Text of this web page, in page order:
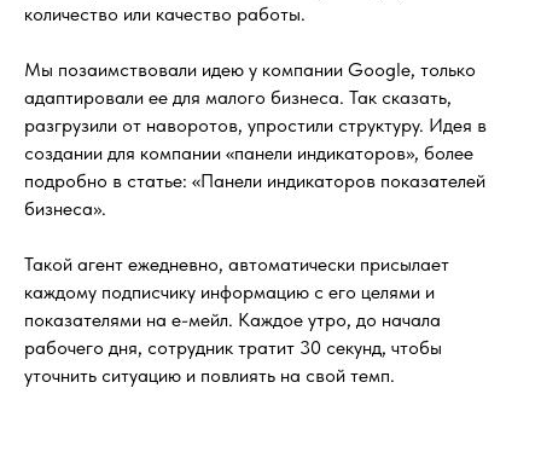
количество или качество работы.
Мы позаимствовали идею у компании Google, только
адаптировали ее для малого бизнеса. Так сказать,
разгрузили от наворотов, упростили структуру. Идея в
создании для компании «панели индикаторов», более
подробно в статье: «Панели индикаторов показателей
бизнеса».
Такой агент ежедневно, автоматически присылает
каждому подписчику информацию с его целями и
показателями на е-мейл. Каждое утро, до начала
рабочего дня, сотрудник тратит 30 секунд, чтобы
уточнить ситуацию и повлиять на свой темп.